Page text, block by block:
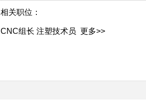
相关职位：
CNC组长 注塑技术员 更多>>